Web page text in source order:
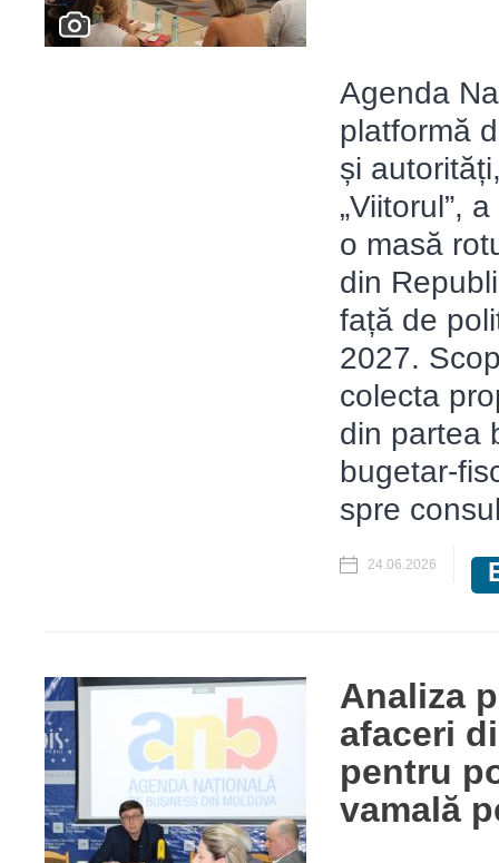
Agenda
platformă
și
„Viitorul”,
o masă
din
față de
2027.
colecta
din partea
bugetar-
spre
24.06.2026
Analiza
afaceri
pentru
vamală